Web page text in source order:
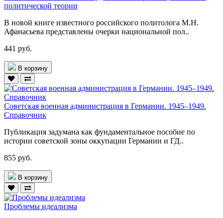
политической теории
В новой книге известного российского политолога М.Н.
Афанасьева представлены очерки национальной пол..
441 руб.
В корзину
Советская военная администрация в Германии. 1945–1949.
Справочник
Публикация задумана как фундаментальное пособие по
истории советской зоны оккупации Германии и ГД..
855 руб.
В корзину
Проблемы идеализма